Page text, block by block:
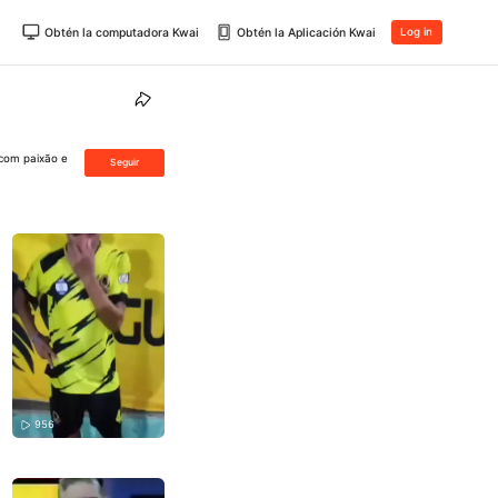
Obtén la computadora Kwai Obtén la Aplicación Kwai Log in
paixão e Seguir
956